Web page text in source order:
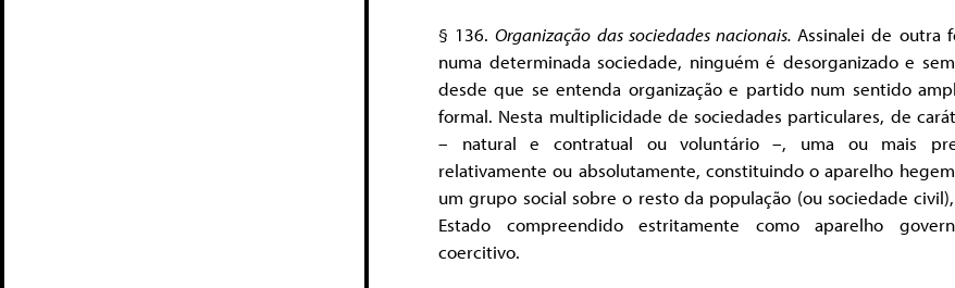
§ 136.Organização das sociedades nacionais. Assinalei de outra
numa determinada sociedade, ninguém é desorganizado e
desde que se entenda organização e partido num sentido
formal. Nesta multiplicidade de sociedades particulares, de
– natural e contratual ou voluntário –, uma ou mais
relativamente ou absolutamente, constituindo o aparelho
um grupo social sobre o resto da população (ou sociedade
Estado compreendido estritamente como aparelho
coercitivo.